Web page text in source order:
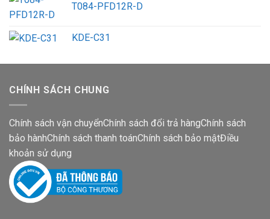
T084-PFD12R-D
KDE-C31
CHÍNH SÁCH CHUNG
Chính sách vận chuyểnChính sách đổi trả hàngChính sách
bảo hànhChính sách thanh toánChính sách bảo mậtĐiều
khoản sử dụng